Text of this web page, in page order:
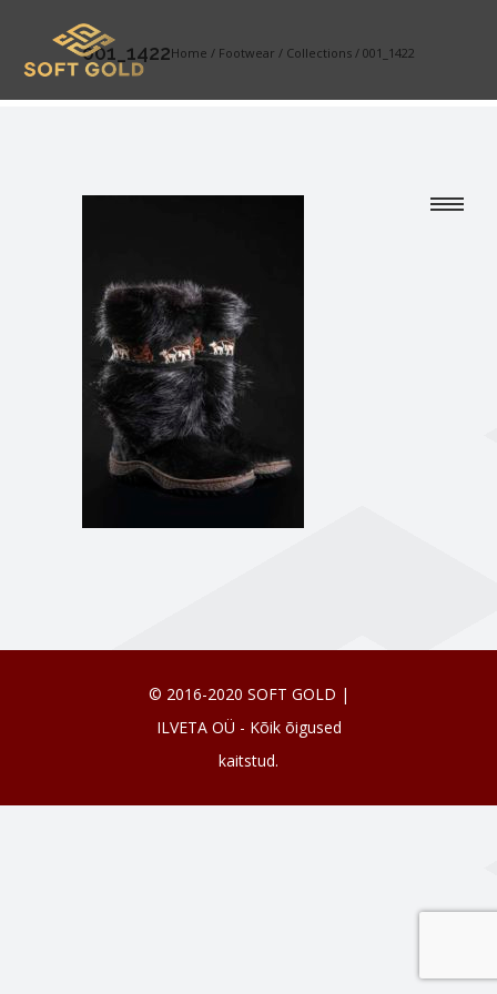
001_1422Home / Footwear / Collections / 001_1422
© 2016-2020 SOFT GOLD |
ILVETA OÜ - Kõik õigused
kaitstud.